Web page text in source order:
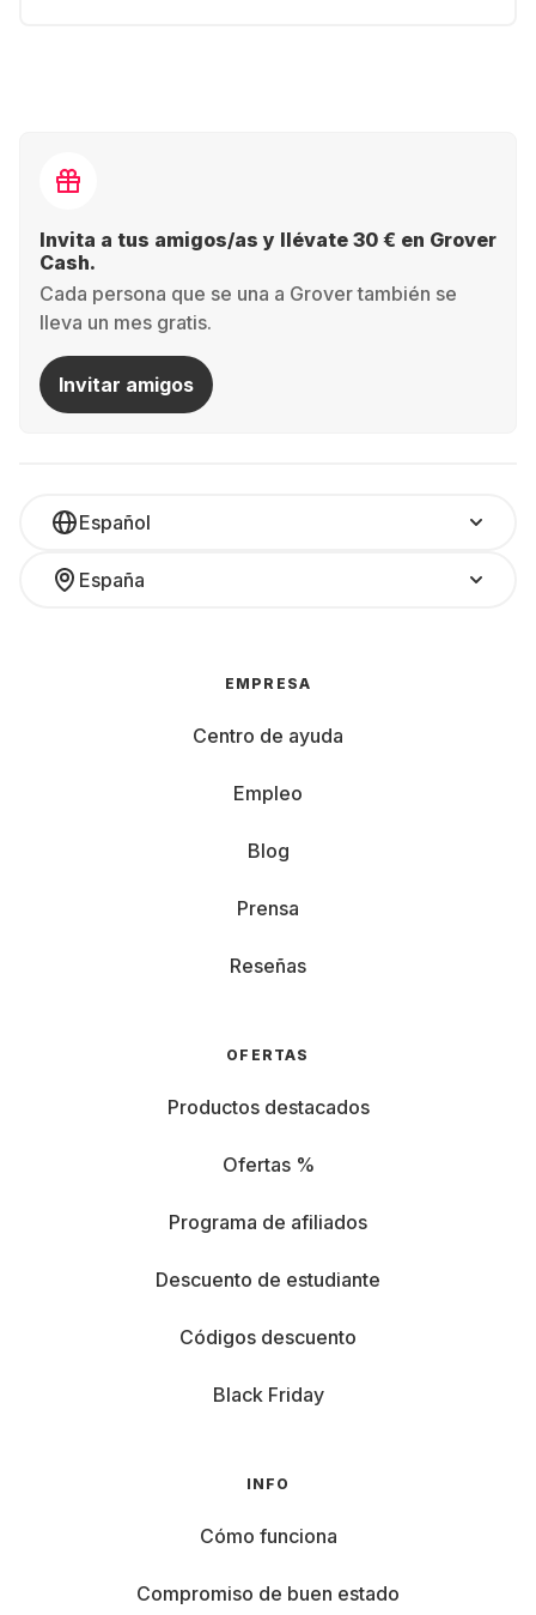
Invita a tus amigos/as y llévate 30 € en Grover
Cash.
Cada persona que se una a Grover también se
lleva un mes gratis.
Invitar amigos
Español
España
EMPRESA
Centro de ayuda
Empleo
Blog
Prensa
Reseñas
OFERTAS
Productos destacados
Ofertas %
Programa de afiliados
Descuento de estudiante
Códigos descuento
Black Friday
INFO
Cómo funciona
Compromiso de buen estado